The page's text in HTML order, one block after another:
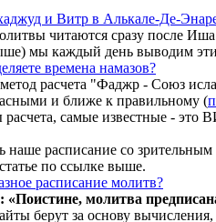
и Витр в Алькале-Де-
читаются сразу после
мы каждый день выводим
времена намазов?
расчета "Фаджр - Союз
и ближе к правильному (
расчета, самые
наше расписание со
по ссылке выше.
расписание молитв?
молитва
берут за основу